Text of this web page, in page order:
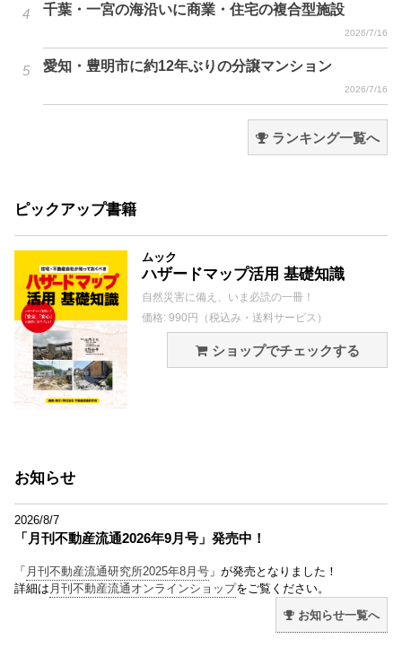
千葉・一宮の海沿いに商業・住宅の複合型施設
2026/7/16
愛知・豊明市に約12年ぶりの分譲マンション
2026/7/16
ランキング一覧へ
ピックアップ書籍
ムック
ハザードマップ活用 基礎知識
自然災害に備え、いま必読の一冊！
価格: 990円（税込み・送料サービス）
ショップでチェックする
お知らせ
2026/8/7
「月刊不動産流通2026年9月号」発売中！
「 月刊不動産流通研究所2025年8月号 」が発売となりました！
詳細は 月刊不動産流通オンラインショップをご覧ください。
お知らせ一覧へ